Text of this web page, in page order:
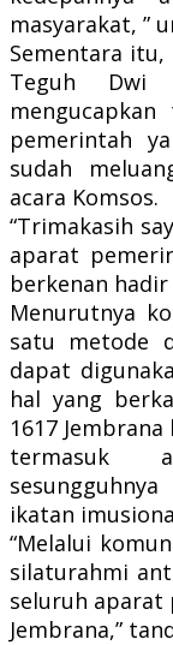
masyarakat, ”
Sementara itu,
Teguh Dwi
pemerintah
sudah
acara Komsos.
“Trimakasih
aparat
berkenan
Menurutnya
satu metode
dapat
hal yang
1617
termasuk
ikatan
“Melalui
silaturahmi
seluruh aparat
Jembrana,”